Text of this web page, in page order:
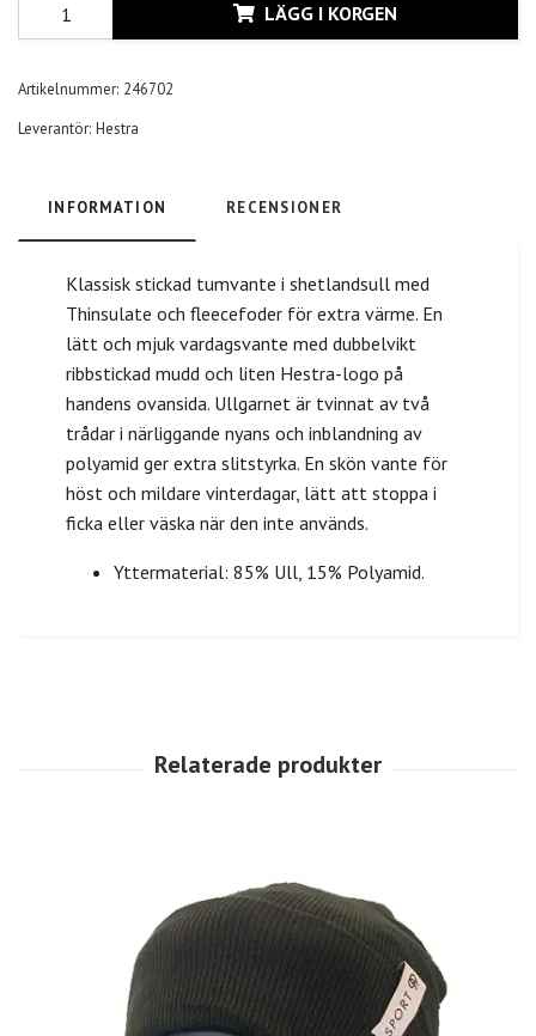
LÄGG I KORGEN
Artikelnummer: 246702
Leverantör: Hestra
INFORMATION RECENSIONER
Klassisk stickad tumvante i shetlandsull med
Thinsulate och fleecefoder för extra värme. En
lätt och mjuk vardagsvante med dubbelvikt
ribbstickad mudd och liten Hestra-logo på
handens ovansida. Ullgarnet är tvinnat av två
trådar i närliggande nyans och inblandning av
polyamid ger extra slitstyrka. En skön vante för
höst och mildare vinterdagar, lätt att stoppa i
ficka eller väska när den inte används.
Yttermaterial: 85% Ull, 15% Polyamid.